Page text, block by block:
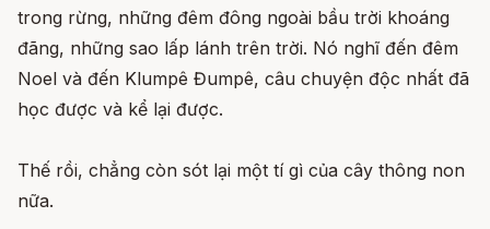
trong rừng, những đêm đông ngoài bầu trời khoáng
đãng, những sao lấp lánh trên trời. Nó nghĩ đến đêm
Noel và đến Klumpê Đumpê, câu chuyện độc nhất đã
học được và kể lại được.
Thế rồi, chẳng còn sót lại một tí gì của cây thông non
nữa.